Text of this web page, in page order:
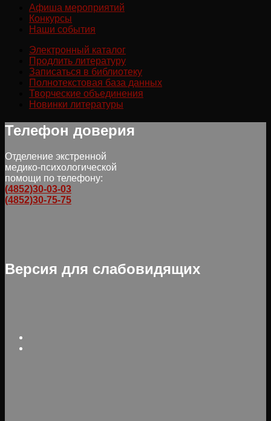
Афиша мероприятий
Конкурсы
Наши события
Электронный каталог
Продлить литературу
Записаться в библиотеку
Полнотекстовая база данных
Творческие объединения
Новинки литературы
Телефон доверия
Отделение экстренной
медико-психологической
помощи по телефону:
(4852)30-03-03
(4852)30-75-75
Версия для слабовидящих